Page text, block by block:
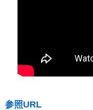
参照URL